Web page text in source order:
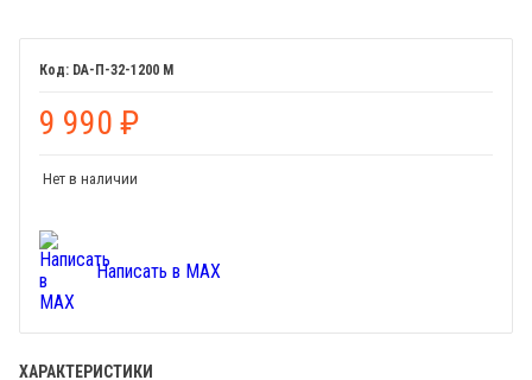
DA-П-32-1200 М
9 990 ₽
Нет в наличии
Написать в MAX
ХАРАКТЕРИСТИКИ